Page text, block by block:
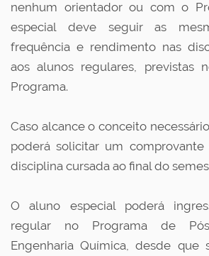
nenhum orientador ou com o
especial deve seguir as
frequência e rendimento nas
aos alunos regulares, previstas
Programa.
Caso alcance o conceito
poderá solicitar um comprovante
disciplina cursada ao final do
O aluno especial poderá
regular no Programa de
Engenharia Química, desde que